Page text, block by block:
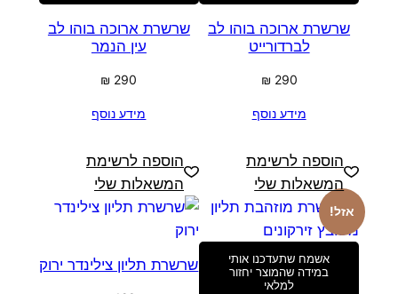
שרשרת ארוכה בוהו לב
לברדורייט
₪ 290
מידע נוסף
הוספה לרשימת
המשאלות שלי
שרשרת ארוכה בוהו לב
עין הנמר
₪ 290
מידע נוסף
הוספה לרשימת
המשאלות שלי
אזל!
אשמח שתעדכנו אותי
במידה שהמוצר יחזור
למלאי
שרשרת תליון צילינדר ירוק